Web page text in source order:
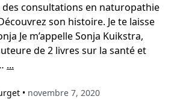
consultations en naturopathie
son histoire. Je te laisse
Je m’appelle Sonja Kuikstra,
de 2 livres sur la santé et
...
• novembre 7, 2020